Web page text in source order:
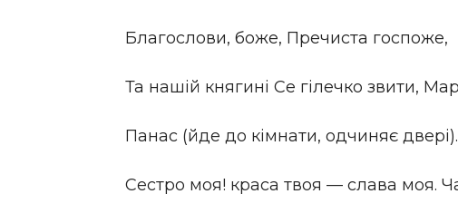
Благослови, боже, Пречиста госпоже,
Та нашій княгині Се гілечко звити,
Панас (йде до кімнати, одчиняє двері).
Сестро моя! краса твоя — слава моя.